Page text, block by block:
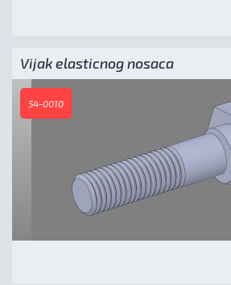
Vijak elasticnog nosaca
54-0010